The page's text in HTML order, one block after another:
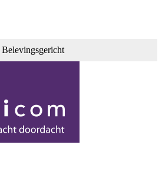
Belevingsgericht